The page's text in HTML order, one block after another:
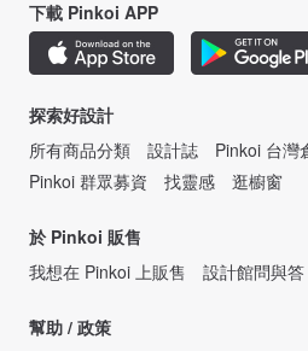
下載 Pinkoi APP
探索好設計
所有商品分類
設計誌 Pinkoi 台灣
Pinkoi 群眾募資
找靈感 逛櫥窗
於 Pinkoi 販售
我想在 Pinkoi 上販售
設計館問與答
幫助 / 政策